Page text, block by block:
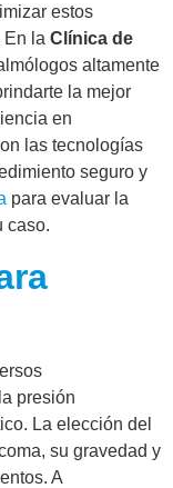
estos
En la Clínica de
altamente
la mejor
en
las tecnologías
seguro y
para evaluar la
caso.
presión
La elección del
su gravedad y
A